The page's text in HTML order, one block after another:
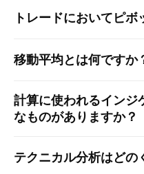
トレードにおいてピボ
移動平均とは何ですか
計算に使われるインジ
なものがありますか？
テクニカル分析はどの